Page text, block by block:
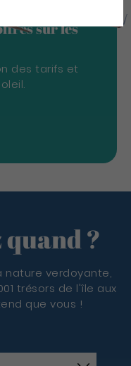
sur les
des tarifs et
quand ?
nature verdoyante,
trésors de l'île aux
que vous !